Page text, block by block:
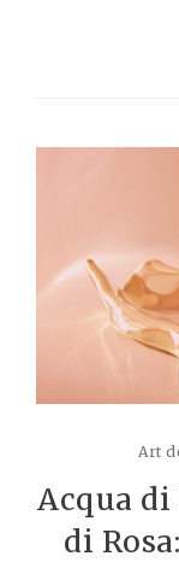
Art
Acqua di
di